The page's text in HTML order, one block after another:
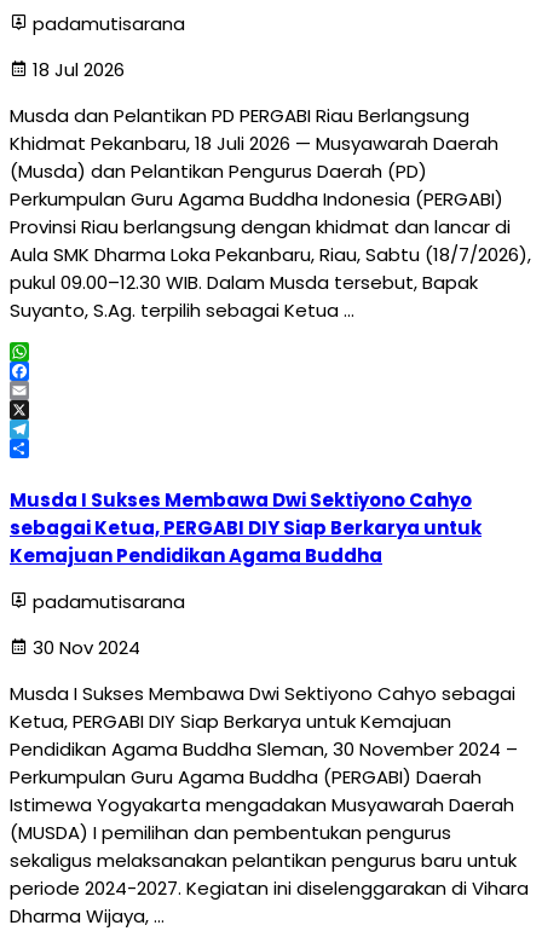
padamutisarana
18 Jul 2026
Musda dan Pelantikan PD PERGABI Riau Berlangsung
Khidmat Pekanbaru, 18 Juli 2026 — Musyawarah Daerah
(Musda) dan Pelantikan Pengurus Daerah (PD)
Perkumpulan Guru Agama Buddha Indonesia (PERGABI)
Provinsi Riau berlangsung dengan khidmat dan lancar di
Aula SMK Dharma Loka Pekanbaru, Riau, Sabtu (18/7/2026),
pukul 09.00–12.30 WIB. Dalam Musda tersebut, Bapak
Suyanto, S.Ag. terpilih sebagai Ketua …
WhatsApp
Facebook
Email
X
Telegram
Musda I Sukses Membawa Dwi Sektiyono Cahyo
sebagai Ketua, PERGABI DIY Siap Berkarya untuk
Kemajuan Pendidikan Agama Buddha
padamutisarana
30 Nov 2024
Musda I Sukses Membawa Dwi Sektiyono Cahyo sebagai
Ketua, PERGABI DIY Siap Berkarya untuk Kemajuan
Pendidikan Agama Buddha Sleman, 30 November 2024 –
Perkumpulan Guru Agama Buddha (PERGABI) Daerah
Istimewa Yogyakarta mengadakan Musyawarah Daerah
(MUSDA) I pemilihan dan pembentukan pengurus
sekaligus melaksanakan pelantikan pengurus baru untuk
periode 2024-2027. Kegiatan ini diselenggarakan di Vihara
Dharma Wijaya, …